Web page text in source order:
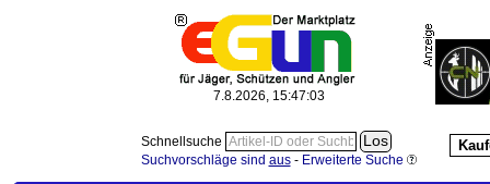
7.8.2026, 15:47:04
Schnellsuche
Suchvorschläge sind aus- Erweiterte Suche